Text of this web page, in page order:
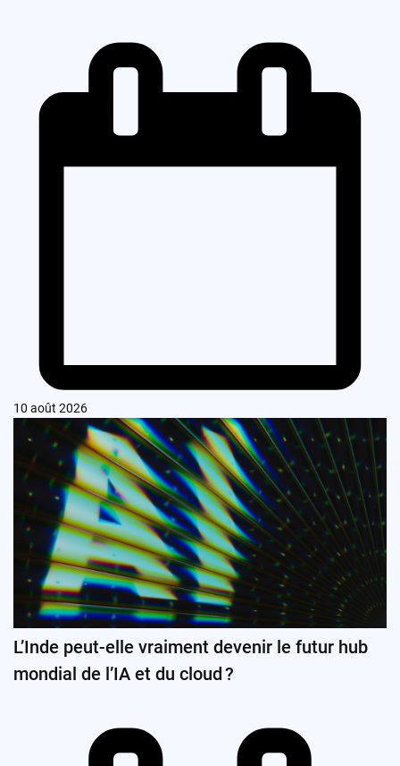
10 août 2026
L’Inde peut-elle vraiment devenir le futur hub
mondial de l’IA et du cloud ?